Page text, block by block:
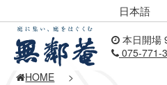
日本語
本日開場
075-771-
HOME
>